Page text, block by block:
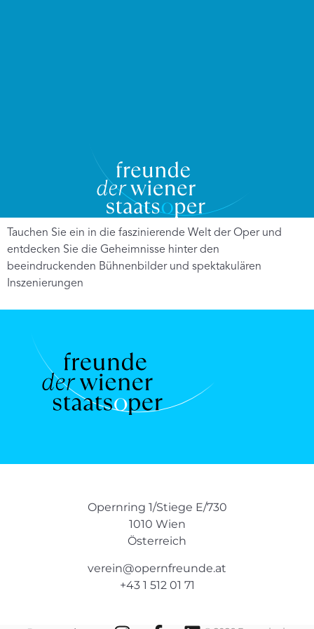
Tauchen Sie ein in die faszinierende Welt der Oper und
entdecken Sie die Geheimnisse hinter den
beeindruckenden Bühnenbilder und spektakulären
Inszenierungen
Opernring 1/Stiege E/730
1010 Wien
Österreich
verein@opernfreunde.at
+43 1 512 01 71